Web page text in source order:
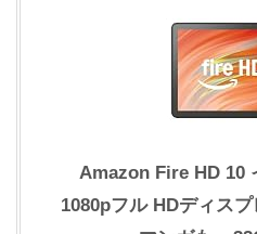
Amazon Fire HD 10
1080pフル HDディス